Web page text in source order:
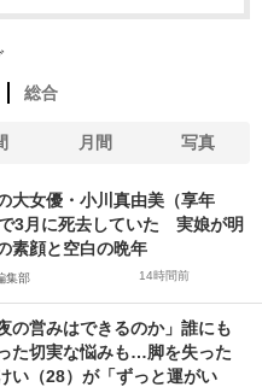
総合
月間 写真
大女優・小川真由美（享年
3月に死去していた 実娘が明
素顔と空白の晩年
集部 14時間前
の営みはできるのか」誰にも
た切実な悩みも…脚を失った
い（28）が「ずっと運がい